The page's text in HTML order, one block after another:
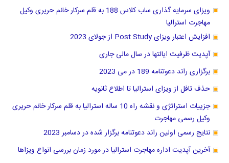
ویزای سرمایه گذاری ساب کلاس 188 به قلم سرکار خانم حریری وکیل
مهاجرت استرالیا
افزایش اعتبار ویزای Post Study از جولای 2023
آپدیت ظرفیت ایالتها در سال مالی جاری
برگزاری راند دعوتنامه 189 در می 2023
حذف تافل از ویزای استرالیا تا اطلاع ثانویه
جزییات استراتژی و نقشه راه 10 ساله استرالیا به قلم سرکار خانم حریری
وکیل رسمی مهاجرت
نتایج رسمی اولین راند دعوتنامه برگزار شده در دسامبر 2023
آخرین آپدیت اداره مهاجرت استرالیا در مورد زمان بررسی انواع ویزاها